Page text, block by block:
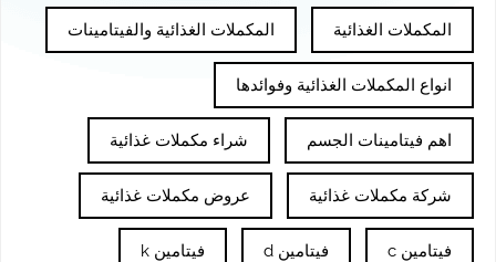
المكملات الغذائية المكملات الغذائية والفيتامينات
انواع المكملات الغذائية وفوائدها
اهم فيتامينات الجسم شراء مكملات غذائية
شركة مكملات غذائية عروض مكملات غذائية
فيتامين c فيتامين d فيتامين k